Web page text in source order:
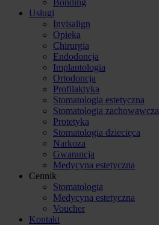
Usługi
Invisalign
Opieka
Chirurgia
Endodoncja
Implantologia
Ortodoncja
Profilaktyka
Stomatologia estetyczna
Stomatologia zachowawcza
Protetyka
Stomatologia dziecięca
Narkoza
Gwarancja
Medycyna estetyczna
Cennik
Stomatologia
Medycyna estetyczna
Voucher
Kontakt